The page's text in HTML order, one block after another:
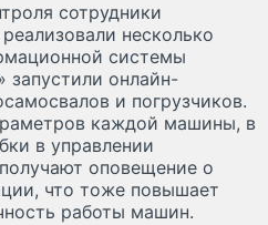
сотрудники
несколько
системы
запустили онлайн-
и погрузчиков.
каждой машины, в
в управлении
оповещение о
что тоже повышает
работы машин.